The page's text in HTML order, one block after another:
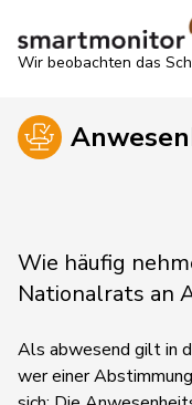
Wir beobachten das
Wie häufig
Nationalrats an
Als abwesend gilt in
wer einer